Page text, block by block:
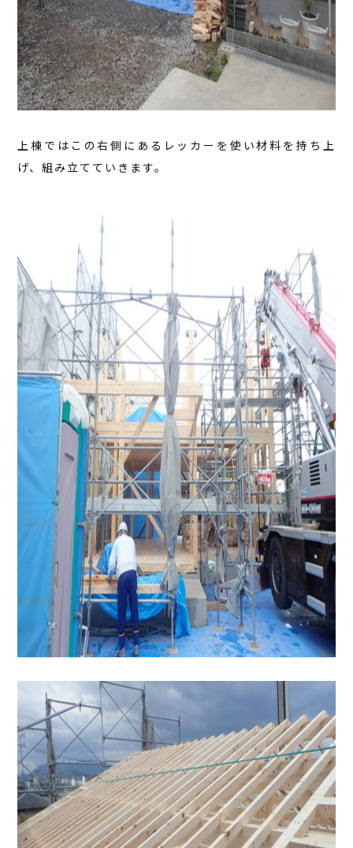
上棟ではこの右側にあるレッカーを使い材料を持ち上
げ、組み立てていきます。